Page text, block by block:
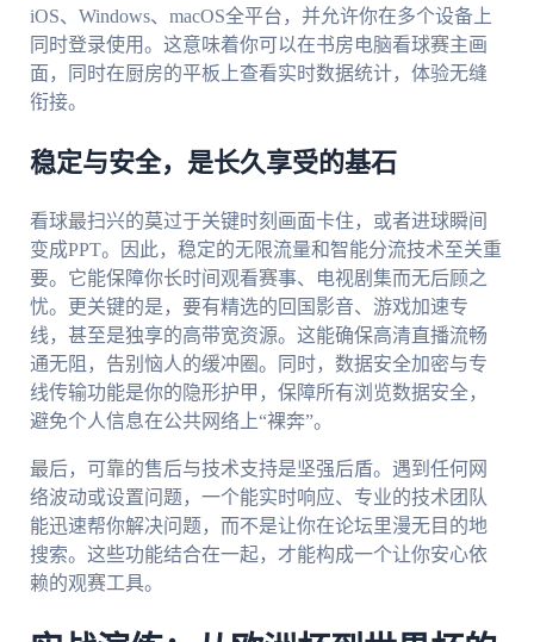
iOS、Windows、macOS全平台，并允许你在多个设备上
同时登录使用。这意味着你可以在书房电脑看球赛主画
面，同时在厨房的平板上查看实时数据统计，体验无缝
衔接。
稳定与安全，是长久享受的基石
看球最扫兴的莫过于关键时刻画面卡住，或者进球瞬间
变成PPT。因此，稳定的无限流量和智能分流技术至关重
要。它能保障你长时间观看赛事、电视剧集而无后顾之
忧。更关键的是，要有精选的回国影音、游戏加速专
线，甚至是独享的高带宽资源。这能确保高清直播流畅
通无阻，告别恼人的缓冲圈。同时，数据安全加密与专
线传输功能是你的隐形护甲，保障所有浏览数据安全，
避免个人信息在公共网络上“裸奔”。
最后，可靠的售后与技术支持是坚强后盾。遇到任何网
络波动或设置问题，一个能实时响应、专业的技术团队
能迅速帮你解决问题，而不是让你在论坛里漫无目的地
搜索。这些功能结合在一起，才能构成一个让你安心依
赖的观赛工具。